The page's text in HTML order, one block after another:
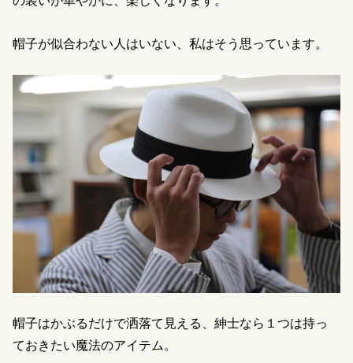
帽子が似合わない人はいない、私はそう思っています。
帽子はかぶるだけで洒落て見える、紳士なら１つは持っ
ておきたい魔法のアイテム。